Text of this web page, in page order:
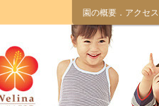
園の概要．アクセス